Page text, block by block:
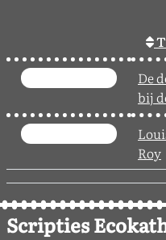
De
bij
Roy
Scripties